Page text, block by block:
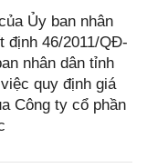
Ủy ban nhân
định 46/2011/QĐ-
nhân dân tỉnh
quy định giá
Công ty cổ phần